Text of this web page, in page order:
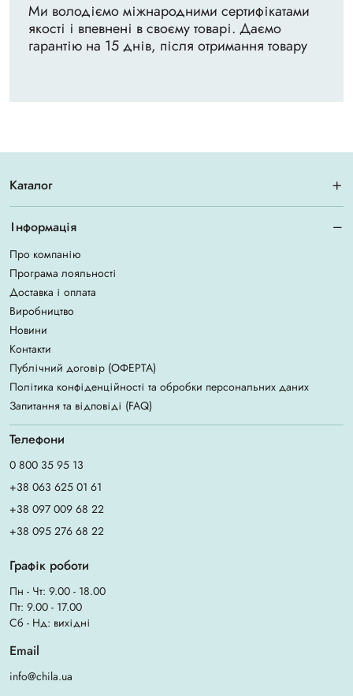
Ми володіємо міжнародними сертифікатами
якості і впевнені в своєму товарі. Даємо
гарантію на 15 днів, після отримання товару
Каталог
Інформація
Про компанію
Програма лояльності
Доставка і оплата
Виробництво
Новини
Контакти
Публічний договір (ОФЕРТА)
Політика конфіденційності та обробки персональних даних
Запитання та відповіді (FAQ)
Телефони
0 800 35 95 13
+38 063 625 01 61
+38 097 009 68 22
+38 095 276 68 22
Графік роботи
Пн - Чт: 9.00 - 18.00
Пт: 9.00 - 17.00
Сб - Нд: вихідні
Email
info@chila.ua